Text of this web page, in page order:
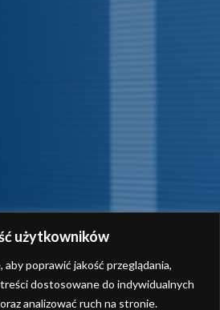
użytkowników
poprawić jakość przeglądania,
dostosowane do indywidualnych
analizować ruch na stronie.
00